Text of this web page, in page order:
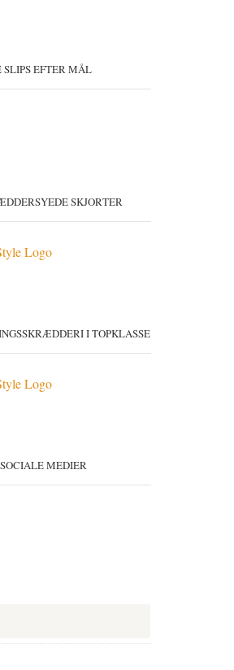
SLIPS EFTER MÅL
SKJORTER
I TOPKLASSE
MEDIER